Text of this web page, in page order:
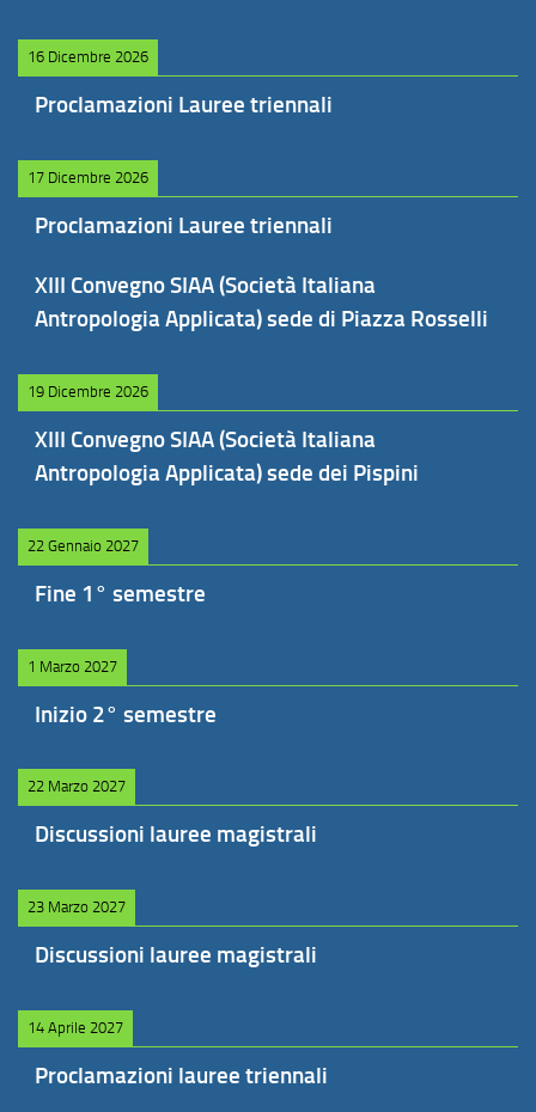
16 Dicembre 2026
Proclamazioni Lauree triennali
17 Dicembre 2026
Proclamazioni Lauree triennali
XIII Convegno SIAA (Società Italiana
Antropologia Applicata) sede di Piazza Rosselli
19 Dicembre 2026
XIII Convegno SIAA (Società Italiana
Antropologia Applicata) sede dei Pispini
22 Gennaio 2027
Fine 1° semestre
1 Marzo 2027
Inizio 2° semestre
22 Marzo 2027
Discussioni lauree magistrali
23 Marzo 2027
Discussioni lauree magistrali
14 Aprile 2027
Proclamazioni lauree triennali